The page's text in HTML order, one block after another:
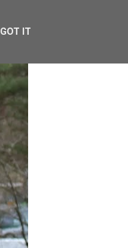
GOT IT